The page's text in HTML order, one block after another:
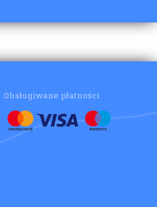
Obsługiwane płatności